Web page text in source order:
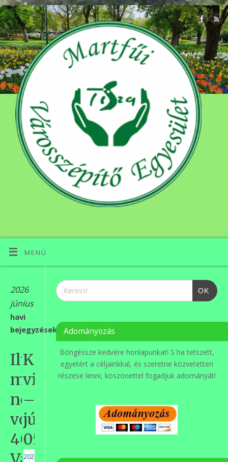
MENÜ
2026
június
havi
bejegyzések
Ilyen
még
nem
volt….
40.
Környezetvédelmi
világnap
–
június
05.
2026.06.09.
OK
Adományozás
Böngéssze kedvére honlapunkat! S ha tetszett,
egyetért a céljainkkal, és szeretne közvetetten
részese lenni, köszönettel fogadjuk adományát!